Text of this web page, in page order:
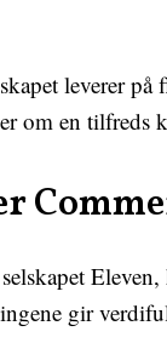
leverer
en tilfreds
gir